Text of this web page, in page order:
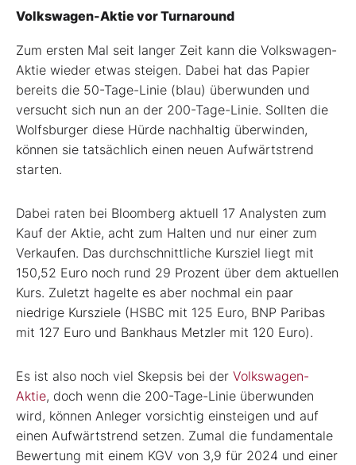
Volkswagen-Aktie vor Turnaround
Zum ersten Mal seit langer Zeit kann die Volkswagen-
Aktie wieder etwas steigen. Dabei hat das Papier
bereits die 50-Tage-Linie (blau) überwunden und
versucht sich nun an der 200-Tage-Linie. Sollten die
Wolfsburger diese Hürde nachhaltig überwinden,
können sie tatsächlich einen neuen Aufwärtstrend
starten.
Dabei raten bei Bloomberg aktuell 17 Analysten zum
Kauf der Aktie, acht zum Halten und nur einer zum
Verkaufen. Das durchschnittliche Kursziel liegt mit
150,52 Euro noch rund 29 Prozent über dem aktuellen
Kurs. Zuletzt hagelte es aber nochmal ein paar
niedrige Kursziele (HSBC mit 125 Euro, BNP Paribas
mit 127 Euro und Bankhaus Metzler mit 120 Euro).
Es ist also noch viel Skepsis bei der Volkswagen-
Aktie, doch wenn die 200-Tage-Linie überwunden
wird, können Anleger vorsichtig einsteigen und auf
einen Aufwärtstrend setzen. Zumal die fundamentale
Bewertung mit einem KGV von 3,9 für 2024 und einer